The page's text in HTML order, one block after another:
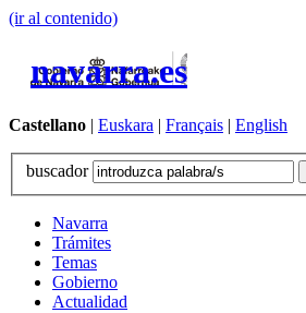
(ir al contenido)
navarra.es
Castellano | Euskara | Français | English
buscador
Navarra
Trámites
Temas
Gobierno
Actualidad